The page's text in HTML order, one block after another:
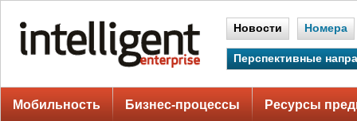
Новости Номера
Перспективные
Мобильность Бизнес-процессы Ресурсы